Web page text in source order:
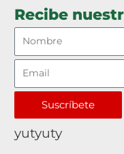
Recibe
Suscríbete
yutyuty